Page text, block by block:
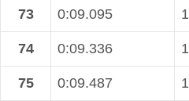
73 0:09.095 1
74 0:09.336 1
75 0:09.487 1